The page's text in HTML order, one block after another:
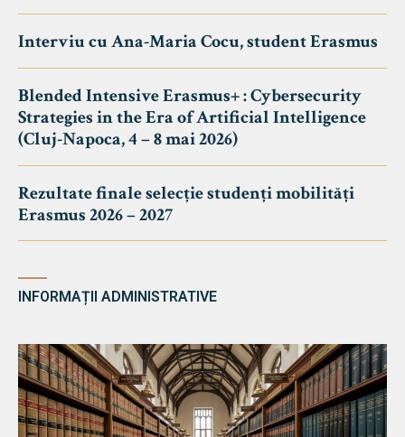
Interviu cu Ana-Maria Cocu, student Erasmus
Blended Intensive Erasmus+ : Cybersecurity
Strategies in the Era of Artificial Intelligence
(Cluj-Napoca, 4 – 8 mai 2026)
Rezultate finale selecție studenți mobilități
Erasmus 2026 – 2027
INFORMAȚII ADMINISTRATIVE